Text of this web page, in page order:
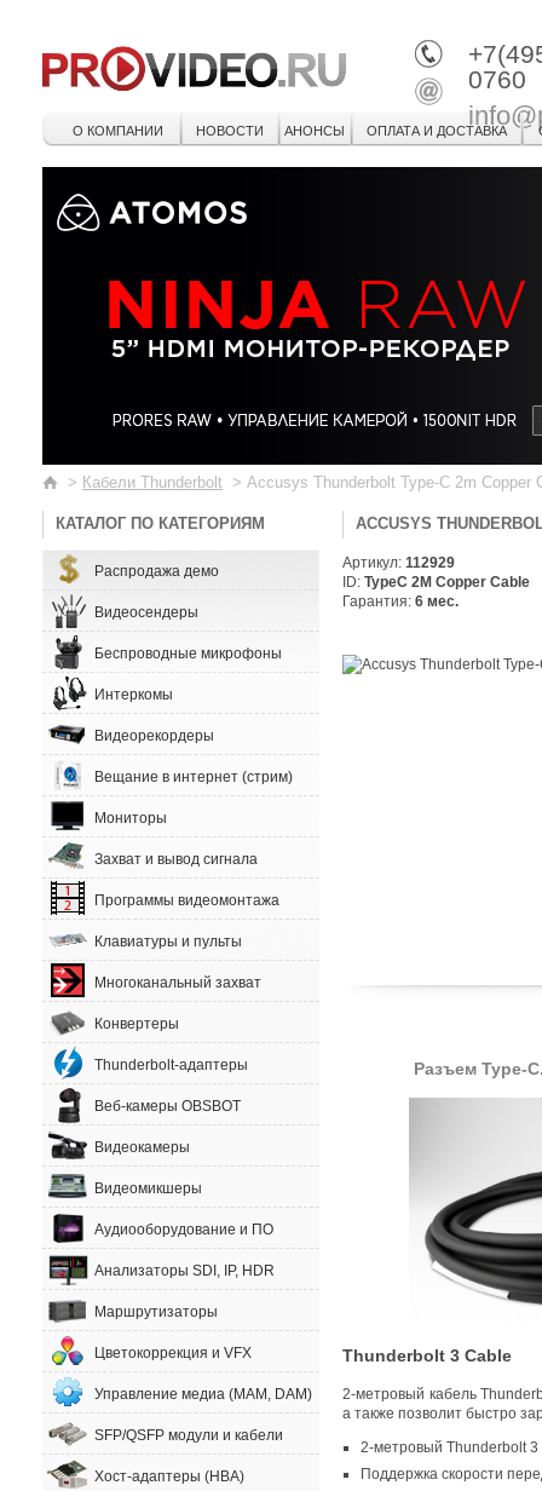
0760
О КОМПАНИИ НОВОСТИ АНОНСЫ ОПЛАТА И ДОСТАВКА
> Кабели Thunderbolt > Accusys Thunderbolt Type-C 2m Copper
КАТАЛОГ ПО КАТЕГОРИЯМ
Распродажа демо
Видеосендеры
Беспроводные микрофоны
Интеркомы
Видеорекордеры
Вещание в интернет (стрим)
Мониторы
Захват и вывод сигнала
Программы видеомонтажа
Клавиатуры и пульты
Многоканальный захват
Конвертеры
Thunderbolt-адаптеры
Веб-камеры OBSBOT
Видеокамеры
Видеомикшеры
Аудиооборудование и ПО
Анализаторы SDI, IP, HDR
Маршрутизаторы
Цветокоррекция и VFX
Управление медиа (MAM, DAM)
SFP/QSFP модули и кабели
Хост-адаптеры (HBA)
ACCUSYS
Артикул: 112929
ID: TypeC 2M Copper Cable
Гарантия: 6 мес.
РазъемType-C
Thunderbolt 3 Cable
2-метровый кабель
а также позволит быстро
2-метровый Thunderbolt 3
Поддержка скорости